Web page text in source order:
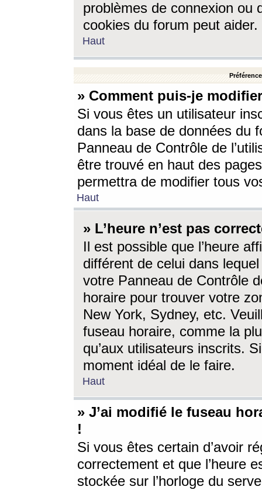
problèmes de connexion ou
cookies du forum peut aider.
Haut
» Comment puis-je
Si vous êtes un utilisateur
dans la base de données du
Panneau de Contrôle de
être trouvé en haut des
permettra de modifier tous
Haut
» L’heure n’est pas
Il est possible que l’heure
différent de celui dans
votre Panneau de Contrôle
horaire pour trouver votre
New York, Sydney, etc.
fuseau horaire, comme la
qu’aux utilisateurs inscrits.
moment idéal de le faire.
Haut
» J’ai modifié le fuseau
!
Si vous êtes certain d’avoir
correctement et que l’heure
stockée sur l’horloge du